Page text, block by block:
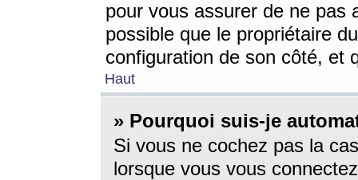
pour vous assurer de ne pas
possible que le propriétaire
configuration de son côté, et
Haut
» Pourquoi suis-je
Si vous ne cochez pas la
lorsque vous vous